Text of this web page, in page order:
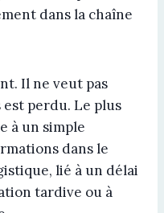
dans la chaîne
Il ne veut pas
perdu. Le plus
à un simple
dans le
lié à un délai
tardive ou à